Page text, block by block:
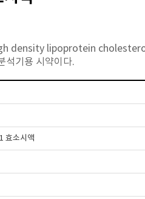
density lipoprotein
석기용 시약이다.
효소시액